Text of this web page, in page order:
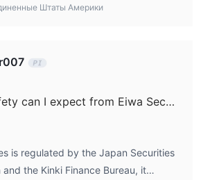
platform somewhat limiting in
and ease of use. Additionally,
strategies may need to
brokers that offer MT4/MT5 support.
Штаты Америки
What level of safety can I expect from Eiwa Securities?
is regulated by the Japan Securities
and the Kinki Finance Bureau, it